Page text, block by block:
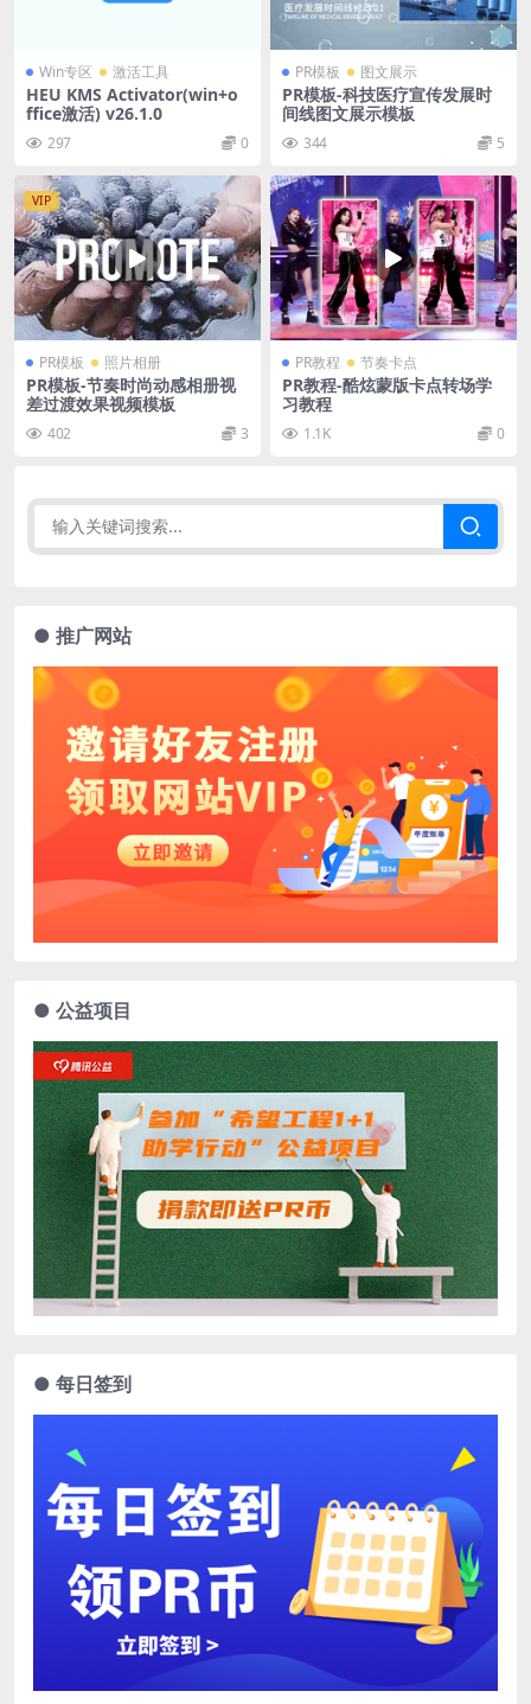
Win专区 激活工具
HEU KMS Activator(win+o
ffice激活) v26.1.0
297 0
PR模板 图文展示
PR模板-科技医疗宣传发展时
间线图文展示模板
344 5
VIP
PR模板 照片相册
PR模板-节奏时尚动感相册视
差过渡效果视频模板
402 3
PR教程 节奏卡点
PR教程-酷炫蒙版卡点转场学
习教程
1.1K 0
● 推广网站
● 公益项目
● 每日签到